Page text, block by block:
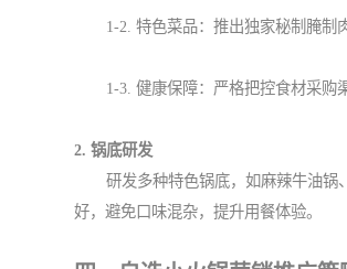
1-2. 特色菜品：推出独家秘制腌制
1-3. 健康保障：严格把控食材采购
2. 锅底研发
研发多种特色锅底，如麻辣牛油锅
好，避免口味混杂，提升用餐体验。